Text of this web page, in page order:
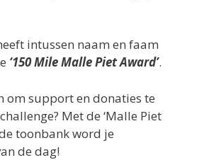
intussen naam en faam
‘150 Mile Malle Piet Award’.
om support en donaties te
Met de ‘Malle Piet
toonbank word je
de dag!